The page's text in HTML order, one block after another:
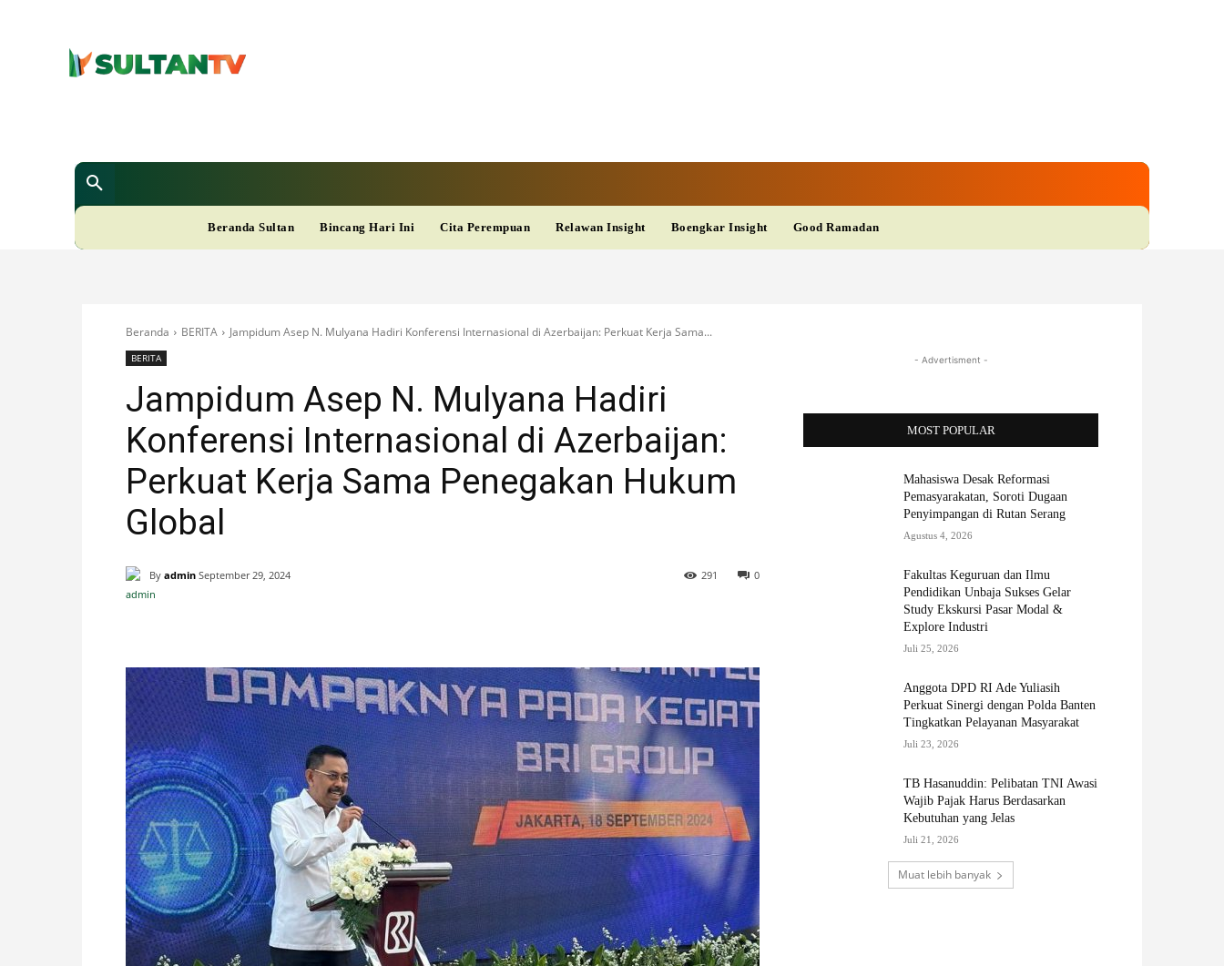
D
A
N
I
M
E
W
A
Beranda Sultan Bincang Hari Ini Cita Perempuan Relawan Insight Boengkar Insight Good Ramadan
Beranda BERITA Jampidum Asep N. Mulyana Hadiri Konferensi Internasional di Azerbaijan: Perkuat Kerja Sama...
BERITA
Jampidum Asep N. Mulyana Hadiri
Konferensi Internasional di Azerbaijan:
Perkuat Kerja Sama Penegakan Hukum
Global
By admin September 29, 2024 0
291
- Advertisment -
MOST POPULAR
Mahasiswa Desak Reformasi
Pemasyarakatan, Soroti Dugaan
Penyimpangan di Rutan Serang
Agustus 4, 2026
Fakultas Keguruan dan Ilmu
Pendidikan Unbaja Sukses Gelar
Study Ekskursi Pasar Modal &
Explore Industri
Juli 25, 2026
Anggota DPD RI Ade Yuliasih
Perkuat Sinergi dengan Polda Banten
Tingkatkan Pelayanan Masyarakat
Juli 23, 2026
TB Hasanuddin: Pelibatan TNI Awasi
Wajib Pajak Harus Berdasarkan
Kebutuhan yang Jelas
Juli 21, 2026
Muat lebih banyak